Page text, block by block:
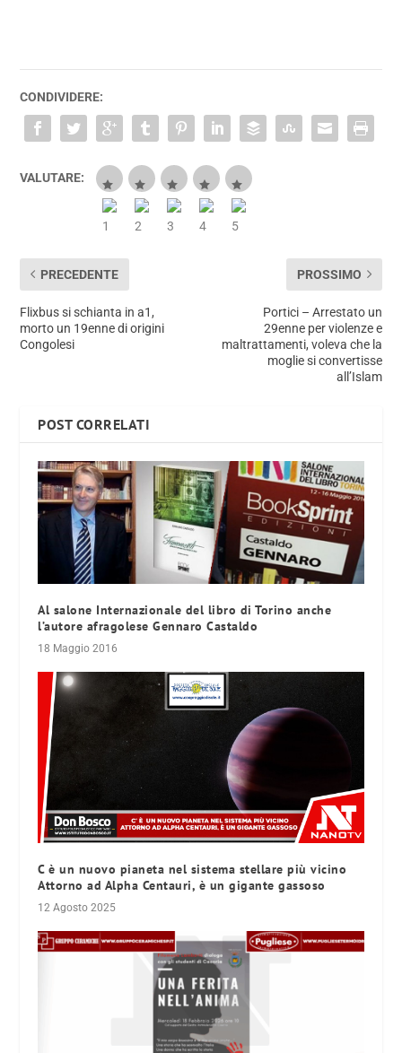
CONDIVIDERE:
VALUTARE:
PRECEDENTE
Flixbus si schianta in a1,
morto un 19enne di origini
Congolesi
PROSSIMO
Portici – Arrestato un
29enne per violenze e
maltrattamenti, voleva che la
moglie si convertisse
all’Islam
POST CORRELATI
Al salone Internazionale del libro di Torino anche
l’autore afragolese Gennaro Castaldo
18 Maggio 2016
C è un nuovo pianeta nel sistema stellare più vicino
Attorno ad Alpha Centauri, è un gigante gassoso
12 Agosto 2025